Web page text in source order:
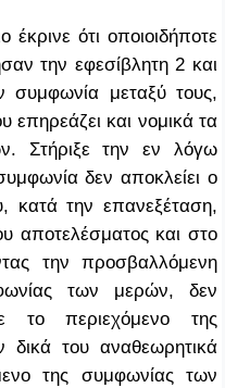
έκρινε ότι οποιοιδήποτε
την εφεσίβλητη 2 και
συμφωνία μεταξύ τους,
επηρεάζει και νομικά τα
Στήριξε την εν λόγω
δεν αποκλείει ο
κατά την επανεξέταση,
αποτελέσματος και στο
την προσβαλλόμενη
των μερών, δεν
το περιεχόμενο της
του αναθεωρητικά
της συμφωνίας των